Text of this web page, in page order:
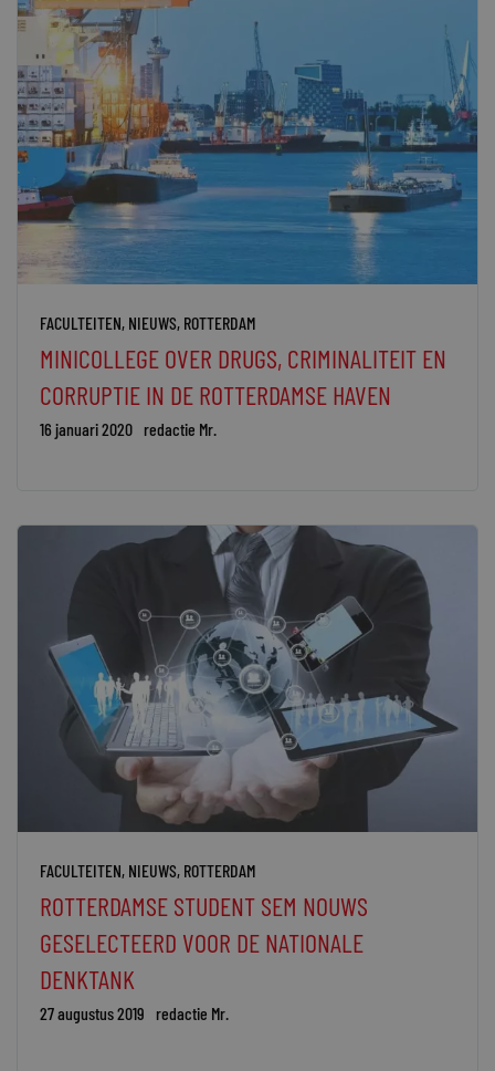
FACULTEITEN, NIEUWS, ROTTERDAM
MINICOLLEGE OVER DRUGS, CRIMINALITEIT EN
CORRUPTIE IN DE ROTTERDAMSE HAVEN
16 januari 2020 redactie Mr.
FACULTEITEN, NIEUWS, ROTTERDAM
ROTTERDAMSE STUDENT SEM NOUWS
GESELECTEERD VOOR DE NATIONALE
DENKTANK
27 augustus 2019 redactie Mr.